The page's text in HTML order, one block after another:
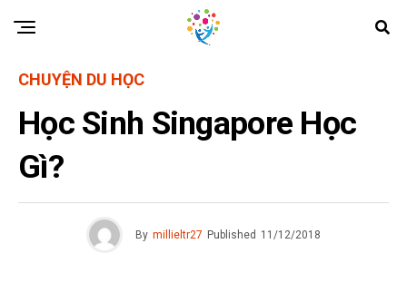
CHUYỆN DU HỌC
Học Sinh Singapore Học
Gì?
By millieltr27 Published 11/12/2018